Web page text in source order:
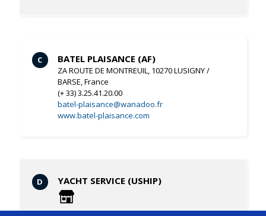
C BATEL PLAISANCE (AF)
ZA ROUTE DE MONTREUIL, 10270 LUSIGNY /
BARSE, France
(+ 33) 3.25.41.20.00
batel-plaisance@wanadoo.fr
www.batel-plaisance.com
D YACHT SERVICE (USHIP)
POINT DE SERVICE USHIP, BP18, 83400